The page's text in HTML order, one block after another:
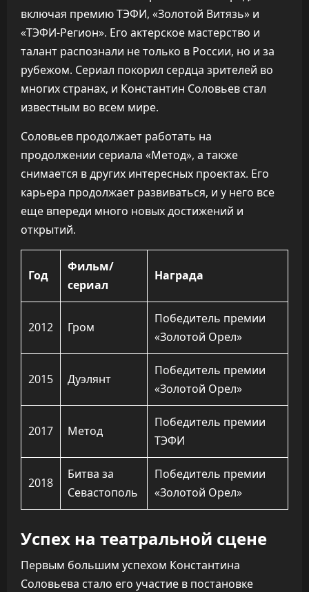
включая премию ТЭФИ, «Золотой Витязь» и
«ТЭФИ-Регион». Его актерское мастерство и
талант распознали не только в России, но и за
рубежом. Сериал покорил сердца зрителей во
многих странах, и Константин Соловьев стал
известным во всем мире.
Соловьев продолжает работать на
продолжении сериала «Метод», а также
снимается в других интересных проектах. Его
карьера продолжает развиваться, и у него все
еще впереди много новых достижений и
открытий.
Год
Фильм/
сериал
Награда
2012 Гром
Победитель премии
«Золотой Орел»
2015 Дуэлянт
Победитель премии
«Золотой Орел»
2017 Метод
Победитель премии
ТЭФИ
2018
Битва за
Севастополь
Победитель премии
«Золотой Орел»
Успех на театральной сцене
Первым большим успехом Константина
Соловьева стало его участие в постановке